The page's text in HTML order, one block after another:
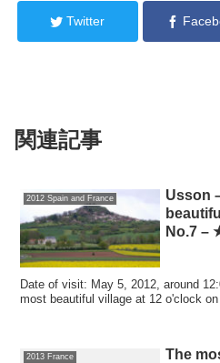
Twitter
関連記事
2012 Spain and France
Usson
No.7
Date of visit: May 5, 2012, around
most beautiful village at 12 o'clock
2013 France
The